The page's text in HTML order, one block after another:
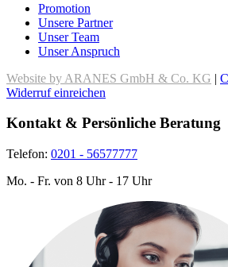
Promotion
Unsere Partner
Unser Team
Unser Anspruch
Website by ARANES GmbH & Co. KG |
Widerruf einreichen
Kontakt & Persönliche Beratung
Telefon: 0201 - 56577777
Mo. - Fr. von 8 Uhr - 17 Uhr